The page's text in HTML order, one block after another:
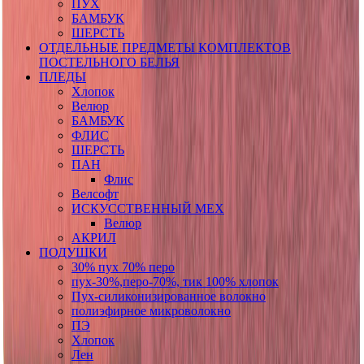
ПУХ
БАМБУК
ШЕРСТЬ
ОТДЕЛЬНЫЕ ПРЕДМЕТЫ КОМПЛЕКТОВ
ПОСТЕЛЬНОГО БЕЛЬЯ
ПЛЕДЫ
Хлопок
Велюр
БАМБУК
ФЛИС
ШЕРСТЬ
ПАН
Флис
Велсофт
ИСКУССТВЕННЫЙ МЕХ
Велюр
АКРИЛ
ПОДУШКИ
30% пух 70% перо
пух-30%,перо-70%, тик 100% хлопок
Пух-силиконизированное волокно
полиэфирное микроволокно
ПЭ
Хлопок
Лен